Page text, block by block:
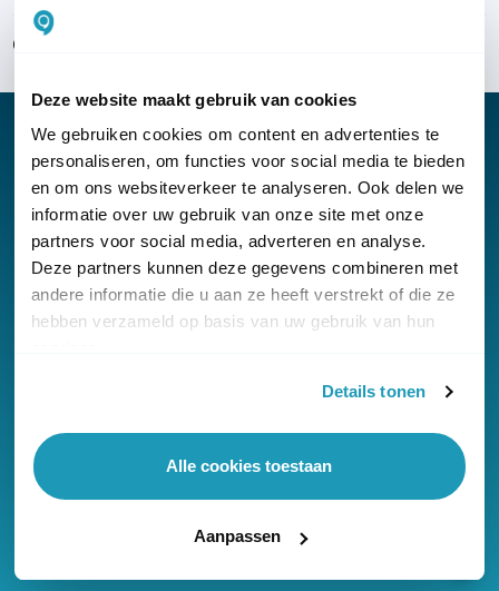
Deze website maakt gebruik van cookies
We gebruiken cookies om content en advertenties te
personaliseren, om functies voor social media te bieden
en om ons websiteverkeer te analyseren. Ook delen we
informatie over uw gebruik van onze site met onze
partners voor social media, adverteren en analyse.
Deze partners kunnen deze gegevens combineren met
andere informatie die u aan ze heeft verstrekt of die ze
hebben verzameld op basis van uw gebruik van hun
Details tonen
Alle cookies toestaan
Aanpassen
Over KommaGo
Nieuwsbrief
Klantenservice